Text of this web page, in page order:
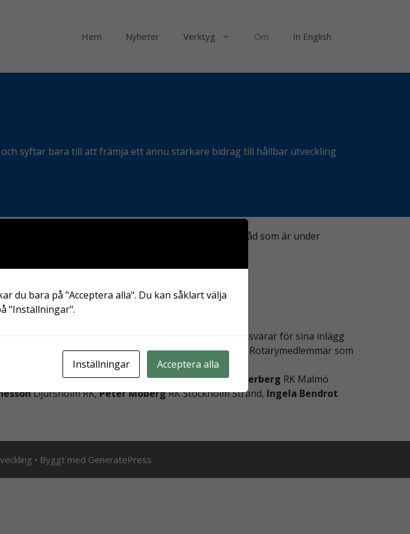
Hem Nyheter Verktyg Om In English
syftar bara till att främja ett ännu starkare bidrag till hållbar utveckling
Täby-Attunda, efter samråd med ett litet redaktionsråd som är under
fakta och god ton. Respektive deltagande person ansvarar för sina inlägg
genom egna efterforskningar. Särskilt tack till Rotarymedlemmar som
Ulf BingsgårdRK Trelleborg-S:t Nicolai,Ulla Söderberg RK Malmö
Djursholm RK,Peter MobergRK Stockholm Strand, Ingela Bendrot
• Byggt med GeneratePress
du bara på "Acceptera alla". Du kan såklart välja
"Inställningar".
Inställningar Acceptera alla